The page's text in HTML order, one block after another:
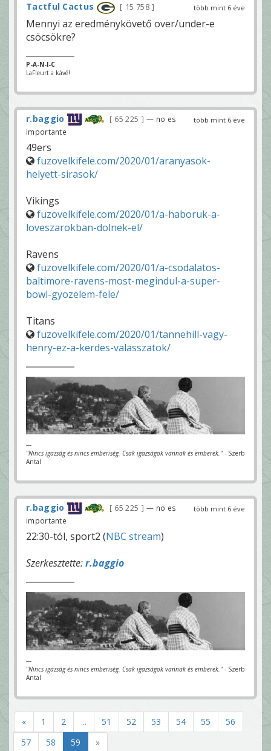
több mint 6 éve
Tactful Cactus 15 758
Mennyi az eredménykövető over/under-e
csöcsökre?
P-A-N-I-C
LaFleurt a kávé!
több mint 6 éve
r.baggio 65 225
— no es
importante
49ers
fuzovelkifele.com/2020/01/aranyasok-
helyett-sirasok/
Vikings
fuzovelkifele.com/2020/01/a-haboruk-a-
loveszarokban-dolnek-el/
Ravens
fuzovelkifele.com/2020/01/a-csodalatos-
baltimore-ravens-most-megindul-a-super-
bowl-gyozelem-fele/
Titans
fuzovelkifele.com/2020/01/tannehill-vagy-
henry-ez-a-kerdes-valasszatok/
---
"Nincs igazság és nincs emberiség. Csak igazságok vannak és emberek." - Szerb
Antal
több mint 6 éve
r.baggio 65 225
— no es
importante
22:30-tól, sport2 (NBC stream)
Szerkesztette:r.baggio
---
"Nincs igazság és nincs emberiség. Csak igazságok vannak és emberek." - Szerb
Antal
« 1 2 ... 51 52 53 54 55
56
57
58 59 »